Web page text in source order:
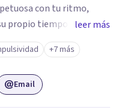
con tu ritmo,
tiempo. Mi
lo que sientes, cuidar
una vida más
quien eres. Si has
de elegirte. Ir
leer más
+7 más
Email